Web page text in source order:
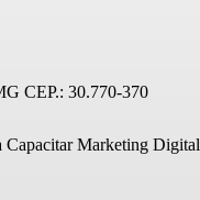
CEP.: 30.770-370
Marketing Digital